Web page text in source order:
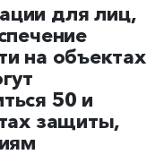
для лиц,
на объектах
50 и
защиты,